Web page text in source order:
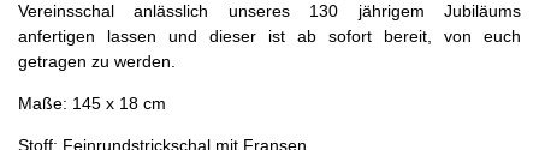
Vereinsschal anlässlich unseres 130 jährigem Jubiläums
anfertigen lassen und dieser ist ab sofort bereit, von euch
getragen zu werden.
Maße: 145 x 18 cm
Stoff: Feinrundstrickschal mit Fransen